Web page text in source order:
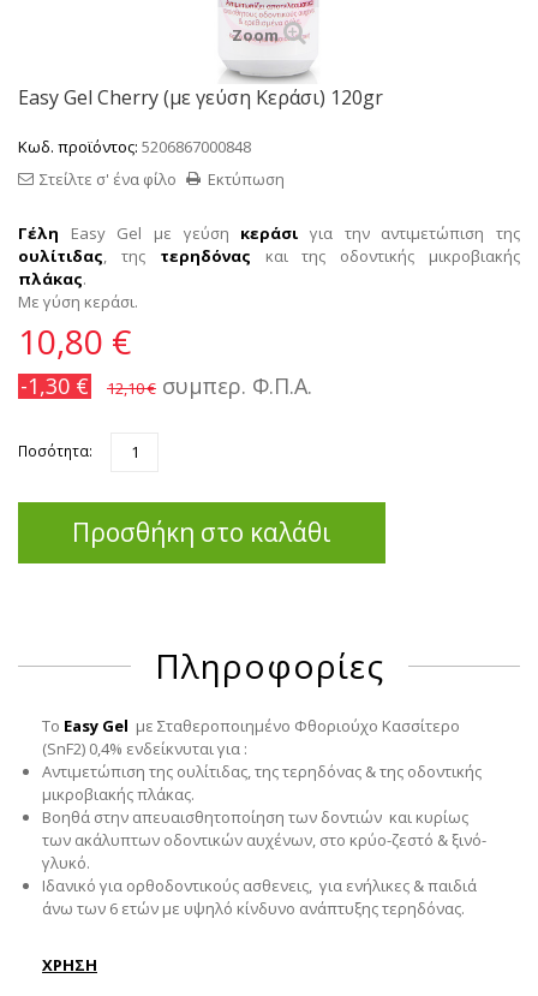
Zoom
Easy Gel Cherry (με γεύση Κεράσι) 120gr
Κωδ. προϊόντος: 5206867000848
Εκτύπωση
Στείλτε σ' ένα φίλο
Γέλη Easy Gel με γεύση κεράσι για την αντιμετώπιση της
ουλίτιδας, της τερηδόνας και της οδοντικής μικροβιακής
πλάκας.
Με γύση κεράσι.
10,80 €
-1,30 € 12,10 € συμπερ. Φ.Π.Α.
Ποσότητα:
Προσθήκη στο καλάθι
Πληροφορίες
Το Easy Gel με Σταθεροποιημένο Φθοριούχο Κασσίτερο
(SnF2) 0,4% ενδείκνυται για :
Αντιμετώπιση της ουλίτιδας, της τερηδόνας & της οδοντικής
μικροβιακής πλάκας.
Βοηθά στην απευαισθητοποίηση των δοντιών και κυρίως
των ακάλυπτων οδοντικών αυχένων, στο κρύο-ζεστό & ξινό-
γλυκό.
Iδανικό για ορθοδοντικούς ασθενεις, για ενήλικες & παιδιά
άνω των 6 ετών με υψηλό κίνδυνο ανάπτυξης τερηδόνας.
ΧΡΗΣΗ